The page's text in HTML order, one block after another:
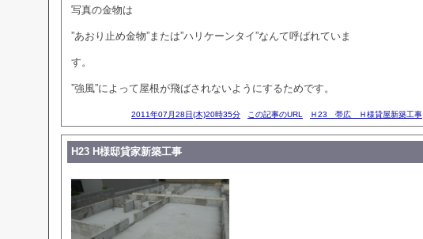
写真の金物は
”あおり止め金物”または”ハリケーンタイ”なんて呼ばれていま
す。
”強風”によって屋根が飛ばされないようにするためです。
2011年07月28日(木)20時35分 この記事のURL Ｈ23 帯広 Ｈ様貸屋新築工事
H23 H様邸貸家新築工事